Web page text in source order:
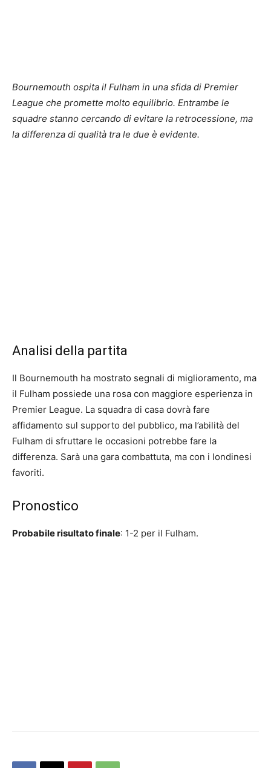
Bournemouth ospita il Fulham in una sfida di Premier
League che promette molto equilibrio. Entrambe le
squadre stanno cercando di evitare la retrocessione, ma
la differenza di qualità tra le due è evidente.
Analisi della partita
Il Bournemouth ha mostrato segnali di miglioramento, ma
il Fulham possiede una rosa con maggiore esperienza in
Premier League. La squadra di casa dovrà fare
affidamento sul supporto del pubblico, ma l’abilità del
Fulham di sfruttare le occasioni potrebbe fare la
differenza. Sarà una gara combattuta, ma con i londinesi
favoriti.
Pronostico
Probabile risultato finale: 1-2 per il Fulham.